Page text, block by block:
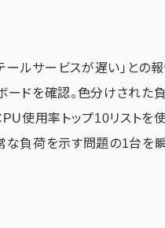
ールサービスが遅い」との
ードを確認。色分けされた
使用率トップ10リストを
な負荷を示す問題の1台を